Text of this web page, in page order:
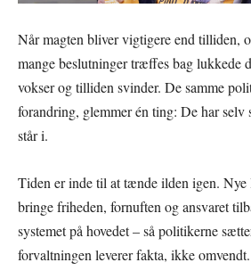
Når magten bliver vigtigere end tilliden,
mange beslutninger træffes bag lukkede
vokser og tilliden svinder. De samme
forandring, glemmer én ting: De har selv
står i.
Tiden er inde til at tænde ilden igen.
bringe friheden, fornuften og ansvaret
systemet på hovedet – så politikerne
forvaltningen leverer fakta, ikke omvendt.